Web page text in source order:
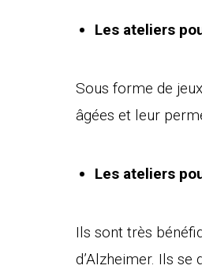
Les ateliers
Sous forme de
âgées et leur
Les ateliers
Ils sont très
d’Alzheimer. Ils